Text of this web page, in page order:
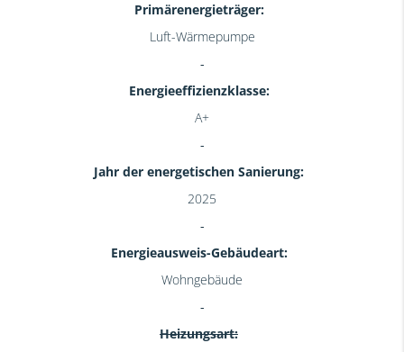
Primärenergieträger:
Luft-Wärmepumpe
Energieeffizienzklasse:
A+
Jahr der energetischen Sanierung:
2025
Energieausweis-Gebäudeart:
Wohngebäude
Heizungsart: